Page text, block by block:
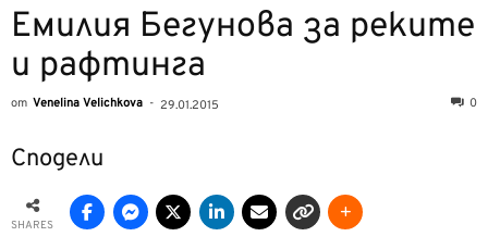
Емилия Бегунова за реките
и рафтинга
от Venelina Velichkova - 29.01.2015 0
Сподели
SHARES